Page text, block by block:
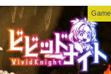
Game